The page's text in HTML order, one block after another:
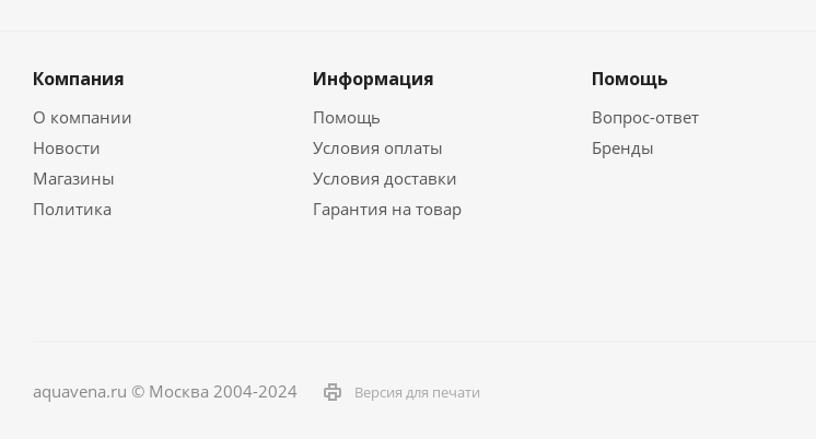
Компания
О компании
Новости
Магазины
Политика
Информация
Помощь
Условия оплаты
Условия доставки
Гарантия на товар
Помощь
Вопрос-ответ
Бренды
aquavena.ru © Москва 2004-2024 Версия для печати